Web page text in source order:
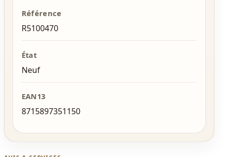
Référence
R5100470
État
Neuf
EAN13
8715897351150